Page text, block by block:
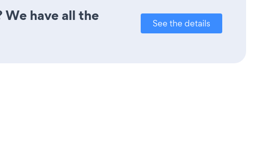
have all the
See the details